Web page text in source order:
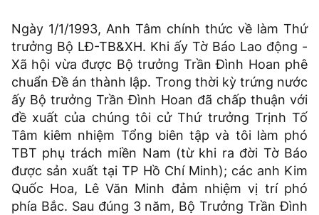
Ngày 1/1/1993, Anh Tâm chính thức về làm Thứ
trưởng Bộ LĐ-TB&XH. Khi ấy Tờ Báo Lao động -
Xã hội vừa được Bộ trưởng Trần Đình Hoan phê
chuẩn Đề án thành lập. Trong thời kỳ trứng nước
ấy Bộ trưởng Trần Đình Hoan đã chấp thuận với
đề xuất của chúng tôi cử Thứ trưởng Trịnh Tố
Tâm kiêm nhiệm Tổng biên tập và tôi làm phó
TBT phụ trách miền Nam (từ khi ra đời Tờ Báo
được sản xuất tại TP Hồ Chí Minh); các anh Kim
Quốc Hoa, Lê Văn Minh đảm nhiệm vị trí phó
phía Bắc. Sau đúng 3 năm, Bộ Trưởng Trần Đình